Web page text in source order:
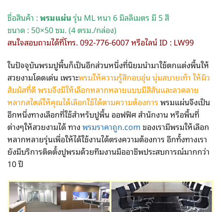
ชื่อสินค้า :พรมแผ่นรุ่น ML หนา 6 มิลลิเมตร มี 5 สี
ขนาด : 50×50 ซม. (4 ตรม./กล่อง)
สนใจสอบถามได้ที่โทร. 092-776-6007 หรือไลน์ ID : LW99
ในปัจจุบันพรมปูพื้นก็เป็นอีกส่วนหนึ่งที่นิยมนำมาใช้ตกแต่งพื้นให้
สวยงามโดดเด่น เพราะพรมให้ความรู้สึกอบอุ่น นุ่มสบายเท้า ให้ผิว
สัมผัสที่ดี พรมจึงมีให้เลือกหลากหลายแบบมีสีสันและลวดลาย
หลากสไตล์ให้คุณได้เลือกใช้ได้ตามความต้องการพรมแผ่นจึงเป็น
อีกหนึ่งทางเลือกที่ใช้สำหรับปูพื้น ออฟฟิศ สำนักงาน หรือพื้นที่
ต่างๆให้สวยงามได้ ทางพรมราคาถูก.comของเรามีพรมให้เลือก
หลากหลายรุ่นเพื่อให้ได้ใช้งานได้ตรงความต้องการ อีกทั้งทางเรา
ยังมีบริการติดตั้งปูพรมด้วยทีมงานมืออาชีพประสบการณ์มากกว่า
10 ปี